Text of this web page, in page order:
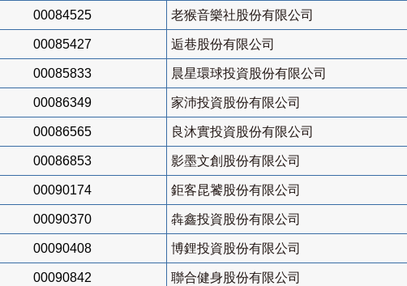
00084525 老猴音樂社股份有限公司
00085427 逅巷股份有限公司
00085833 晨星環球投資股份有限公司
00086349 家沛投資股份有限公司
00086565 良沐實投資股份有限公司
00086853 影墨文創股份有限公司
00090174 鉅客昆饕股份有限公司
00090370 犇鑫投資股份有限公司
00090408 博鋰投資股份有限公司
00090842 聯合健身股份有限公司